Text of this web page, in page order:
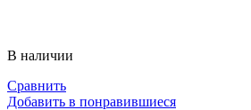
В наличии
Сравнить
Добавить в понравившиеся